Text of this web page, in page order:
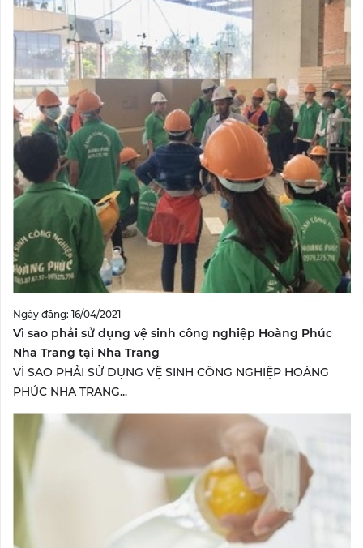
Ngày đăng: 16/04/2021
Vì sao phải sử dụng vệ sinh công nghiệp Hoàng Phúc
Nha Trang tại Nha Trang
VÌ SAO PHẢI SỬ DỤNG VỆ SINH CÔNG NGHIỆP HOÀNG
PHÚC NHA TRANG...